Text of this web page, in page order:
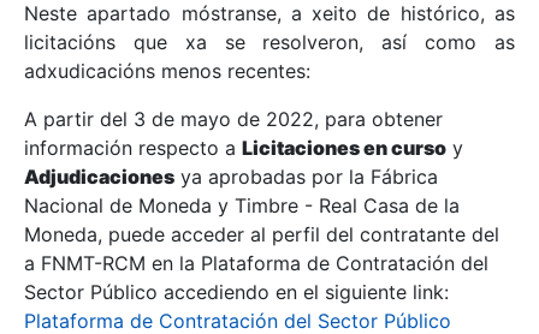
Mostrar/Ocultar
Mostrar/Ocultar
Mostrar/Ocultar
Neste apartado móstranse, a xeito de histórico, as
licitacións que xa se resolveron, así como as
adxudicacións menos recentes:
A partir del 3 de mayo de 2022, para obtener
información respecto a Licitaciones en curso y
Adjudicaciones ya aprobadas por la Fábrica
Nacional de Moneda y Timbre - Real Casa de la
Moneda, puede acceder al perfil del contratante del
a FNMT-RCM en la Plataforma de Contratación del
Sector Público accediendo en el siguiente link:
Plataforma de Contratación del Sector Público